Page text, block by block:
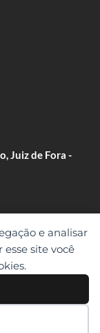
e analisar
site você
Juiz de Fora -